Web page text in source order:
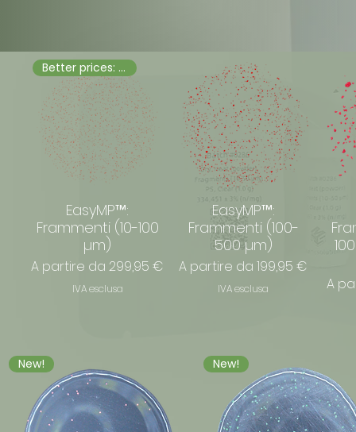
Better prices: Dry, neat
EasyMP™:
Frammenti (10-100
µm)
A partire da299,95 €
Prezzo scontato
IVA esclusa
EasyMP™:
Frammenti (100-
500 µm)
A partire da199,95 €
Prezzo scontato
IVA esclusa A
New! New!